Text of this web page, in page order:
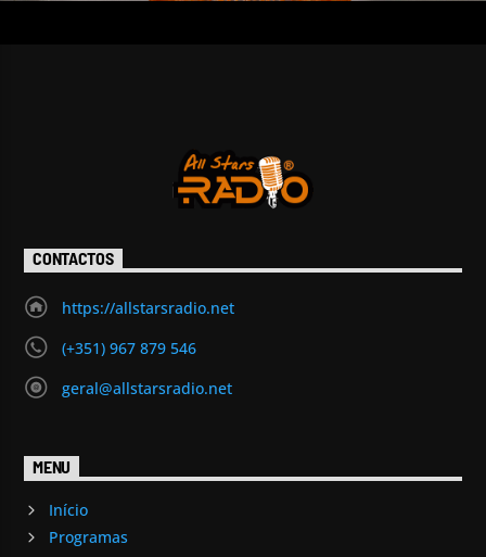
CONTACTOS
https://allstarsradio.net
(+351) 967 879 546
geral@allstarsradio.net
MENU
Início
Programas